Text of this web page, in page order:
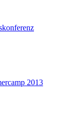
2013